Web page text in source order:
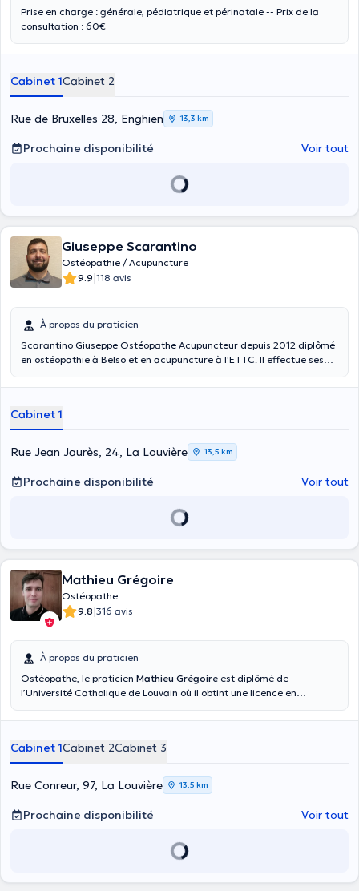
Prise en charge : générale, pédiatrique et périnatale -- Prix de la
consultation : 60€
Cabinet 1Cabinet 2
Rue de Bruxelles 28, Enghien 13,3 km
Prochaine disponibilité Voir tout
Giuseppe Scarantino
Ostéopathie / Acupuncture
9.9|118 avis
À propos du praticien
Scarantino Giuseppe Ostéopathe Acupuncteur depuis 2012 diplômé
en ostéopathie à Belso et en acupuncture à l'ETTC. Il effectue ses
acupuncture, réflexologie plantaire, il vous reçoit dans son cabinet
Cabinet 1
Rue Jean Jaurès, 24, La Louvière 13,5 km
Prochaine disponibilité Voir tout
Mathieu Grégoire
Ostéopathe
9.8|316 avis
À propos du praticien
Ostéopathe, le praticien Mathieu Grégoire est diplômé de
l’Université Catholique de Louvain où il obtint une licence en
kinésithérapie sportive en 1999. Diplômé en 2009, il s’est spécialisé
patients à prévenir les migraines, les douleurs cervicales, les
problèmes de mâchoires, le lumbago et les problèmes survenant au
cours de la pratique d’une activité sportive. Vous pouvez également
le consulter pour une urgence, pour un problème de dos ou pour un
problème de mâchoire. Il prend en charge les enfants, les femmes
enceintes et les nourrissons. Ponctuel, il reçoit ses patients à son
Wauters, 191) au Centre thérapeutique "les Oranges", deux
Cabinet 1Cabinet 2Cabinet 3
Rue Conreur, 97, La Louvière 13,5 km
Prochaine disponibilité Voir tout